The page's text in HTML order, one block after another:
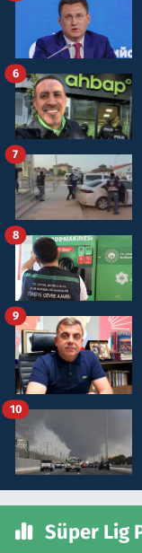
6
7
8
9
10
Süper Lig